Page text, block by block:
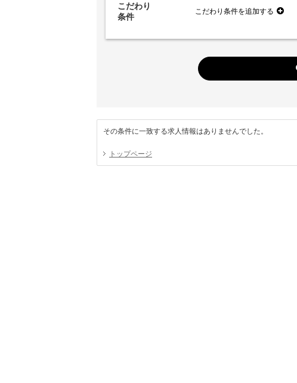
こだわり
条件
こだわり条件を追加する
その条件に一致する求人情報はありませんでした。
トップページ